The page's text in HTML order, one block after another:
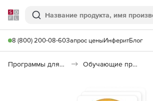
Softline
Поиск
8 (800) 200-08-60Запрос ценыИнферитБлог
Программы для образования и науки Обучающие программы